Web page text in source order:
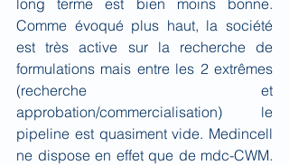
long terme est bien moins bonne.
Comme évoqué plus haut, la société
est très active sur la recherche de
formulations mais entre les 2 extrêmes
(recherche et
approbation/commercialisation) le
pipeline est quasiment vide. Medincell
ne dispose en effet que de mdc-CWM.